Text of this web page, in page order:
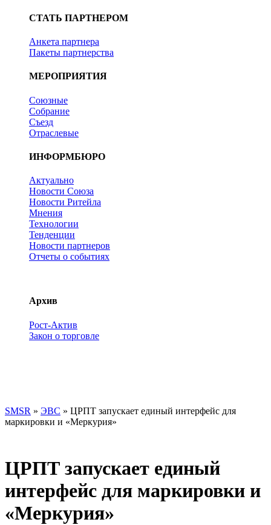
СТАТЬ ПАРТНЕРОМ
Анкета партнера
Пакеты партнерства
МЕРОПРИЯТИЯ
Союзные
Собрание
Съезд
Отраслевые
ИНФОРМБЮРО
Актуально
Новости Союза
Новости Ритейла
Мнения
Технологии
Тенденции
Новости партнеров
Отчеты о событиях
Архив
Рост-Актив
Закон о торговле
SMSR » ЭВС » ЦРПТ запускает единый интерфейс для
маркировки и «Меркурия»
ЦРПТ запускает единый
интерфейс для маркировки и
«Меркурия»